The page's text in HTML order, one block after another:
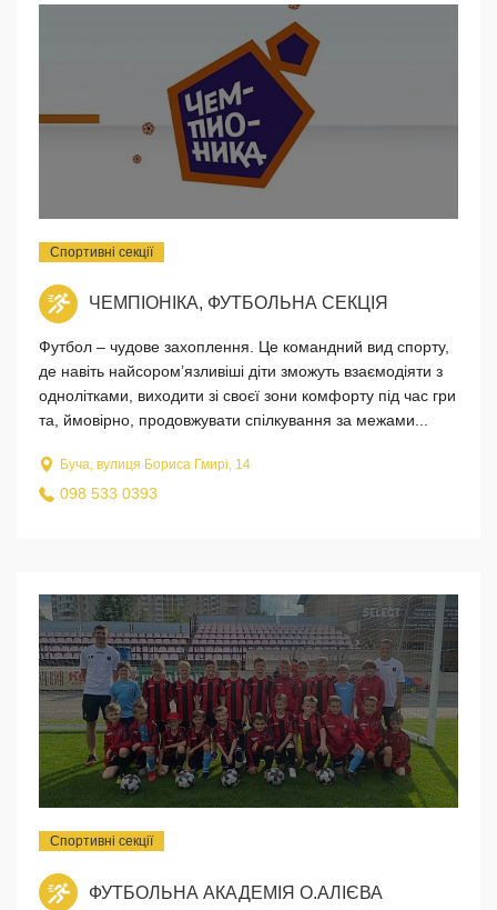
Спортивні секції
ЧЕМПІОНІКА, ФУТБОЛЬНА СЕКЦІЯ
Футбол – чудове захоплення. Це командний вид спорту,
де навіть найсором’язливіші діти зможуть взаємодіяти з
однолітками, виходити зі своєї зони комфорту під час гри
та, ймовірно, продовжувати спілкування за межами...
Буча, вулиця Бориса Гмирі, 14
098 533 0393
Спортивні секції
ФУТБОЛЬНА АКАДЕМІЯ О.АЛІЄВА